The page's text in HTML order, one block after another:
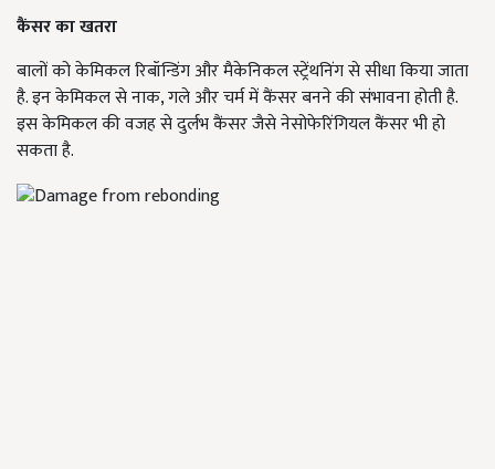
कैंसर का खतरा
बालों को केमिकल रिबॉन्डिंग और मैकेनिकल स्ट्रेंथनिंग से सीधा किया जाता
है. इन केमिकल से नाक, गले और चर्म में कैंसर बनने की संभावना होती है.
इस केमिकल की वजह से दुर्लभ कैंसर जैसे नेसोफेरिंगियल कैंसर भी हो
सकता है.